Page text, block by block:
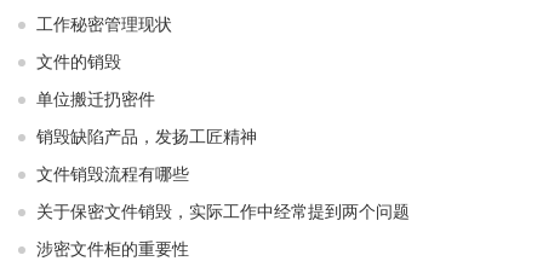
工作秘密管理现状
文件的销毁
单位搬迁扔密件
销毁缺陷产品，发扬工匠精神
文件销毁流程有哪些
关于保密文件销毁，实际工作中经常提到两个问题
涉密文件柜的重要性